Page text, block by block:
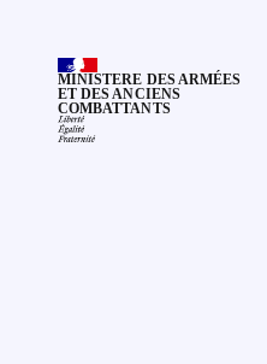
MINISTERE DES ARMÉES
ET DES ANCIENS
COMBATTANTS